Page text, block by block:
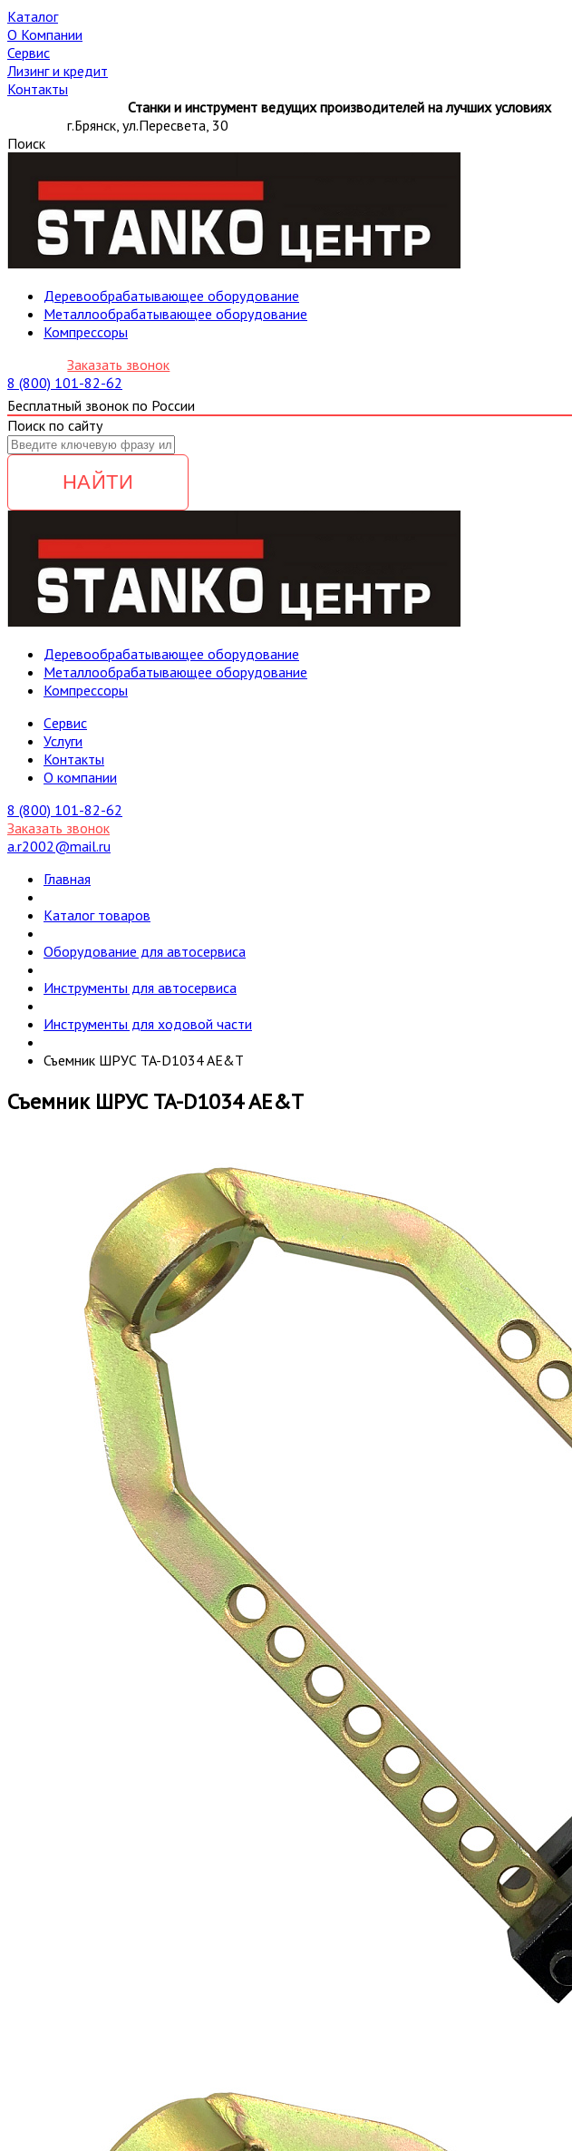
Каталог
О Компании
Сервис
Лизинг и кредит
Контакты
Станки и инструмент ведущих производителей на лучших условиях
г.Брянск, ул.Пересвета, 30
Поиск
Деревообрабатывающее оборудование
Металлообрабатывающее оборудование
Компрессоры
Заказать звонок
8 (800) 101-82-62
Бесплатный звонок по России
Поиск по сайту
НАЙТИ
Деревообрабатывающее оборудование
Металлообрабатывающее оборудование
Компрессоры
Cервис
Услуги
Контакты
О компании
8 (800) 101-82-62
Заказать звонок
a.r2002@mail.ru
Главная
Каталог товаров
Оборудование для автосервиса
Инструменты для автосервиса
Инструменты для ходовой части
Съемник ШРУС TA-D1034 AE&T
Съемник ШРУС TA-D1034 AE&T